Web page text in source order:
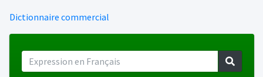
Dictionnaire commercial